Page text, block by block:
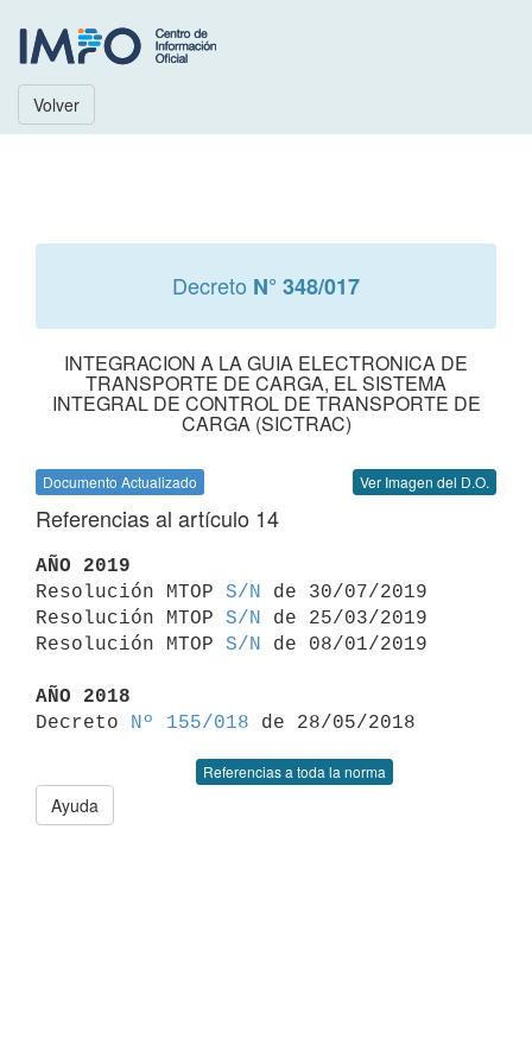
Volver
Decreto N° 348/017
INTEGRACION A LA GUIA ELECTRONICA DE
TRANSPORTE DE CARGA, EL SISTEMA
INTEGRAL DE CONTROL DE TRANSPORTE DE
CARGA (SICTRAC)
Documento Actualizado Ver Imagen del D.O.
Referencias al artículo 14
AÑO 2019
Resolución MTOP S/N
de 30/07/2019
Resolución MTOP S/N
de 25/03/2019
Resolución MTOP S/N de 08/01/2019
AÑO 2018
Decreto
Nº 155/018
Referencias a toda la norma
Ayuda